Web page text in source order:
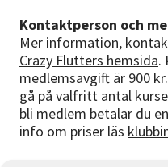
Kontaktperson och
Mer information,
Crazy Flutters hemsida.
medlemsavgift är 900
gå på valfritt antal
bli medlem betalar du
info om priser läs